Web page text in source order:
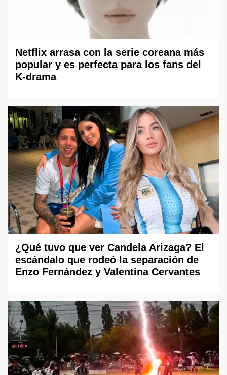
Netflix arrasa con la serie coreana más
popular y es perfecta para los fans del
K-drama
¿Qué tuvo que ver Candela Arizaga? El
escándalo que rodeó la separación de
Enzo Fernández y Valentina Cervantes